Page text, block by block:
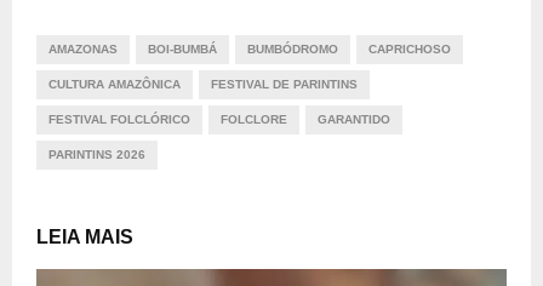
AMAZONAS BOI-BUMBÁ BUMBÓDROMO CAPRICHOSO
CULTURA AMAZÔNICA FESTIVAL DE PARINTINS
FESTIVAL FOLCLÓRICO FOLCLORE GARANTIDO
PARINTINS 2026
LEIA MAIS